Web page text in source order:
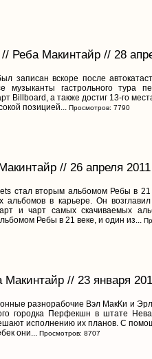
// Реба Макинтайр // 28
записан вскоре после
музыканты гастрольного тура
Billboard, а также достиг 13-го
позицией... Просмотров: 7790
// 26 апреля 2011
стал вторым альбомом Ребы в
альбомов в карьере. Он
и чарт самых скачиваемых
Ребы в 21 веке, и один из...
Макинтайр // 23 января
разнорабочие Вэл МакКи и
городка Перфекшн в штате
исполнению их планов. С
они... Просмотров: 8707